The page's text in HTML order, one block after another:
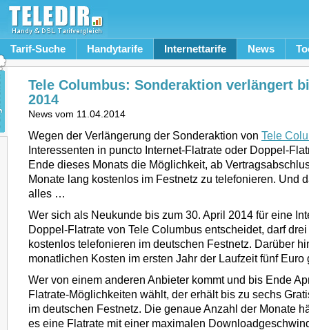
Tarif-Suche Handytarife Internettarife News
Tele Columbus: Sonderaktion verlängert
2014
News vom 11.04.2014
Wegen der Verlängerung der Sonderaktion von Tele
Interessenten in puncto Internet-Flatrate oder Doppel-
Ende dieses Monats die Möglichkeit, ab
Monate lang kostenlos im Festnetz zu telefonieren. Und
alles …
Wer sich als Neukunde bis zum 30. April 2014 für eine
Doppel-Flatrate von Tele Columbus entscheidet, darf
kostenlos telefonieren im deutschen Festnetz. Darüber
monatlichen Kosten im ersten Jahr der Laufzeit fünf Euro
Wer von einem anderen Anbieter kommt und bis Ende
Flatrate-Möglichkeiten wählt, der erhält bis zu sechs
im deutschen Festnetz. Die genaue Anzahl der Monate
es eine Flatrate mit einer maximalen